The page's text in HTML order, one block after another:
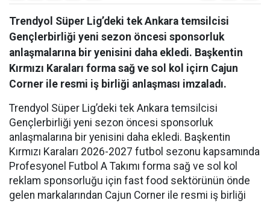
Trendyol Süper Lig’deki tek Ankara temsilcisi
Gençlerbirliği yeni sezon öncesi sponsorluk
anlaşmalarına bir yenisini daha ekledi. Başkentin
Kırmızı Karaları forma sağ ve sol kol içirn Cajun
Corner ile resmi iş birliği anlaşması imzaladı.
Trendyol Süper Lig’deki tek Ankara temsilcisi
Gençlerbirliği yeni sezon öncesi sponsorluk
anlaşmalarına bir yenisini daha ekledi. Başkentin
Kırmızı Karaları 2026-2027 futbol sezonu kapsamında
Profesyonel Futbol A Takımı forma sağ ve sol kol
reklam sponsorluğu için fast food sektörünün önde
gelen markalarından Cajun Corner ile resmi iş birliği